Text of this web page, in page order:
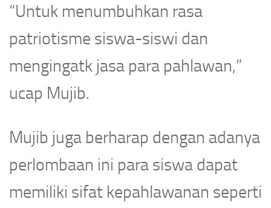
“Untuk menumbuhkan rasa
patriotisme siswa-siswi dan
mengingatk jasa para pahlawan,”
ucap Mujib.
Mujib juga berharap dengan adanya
perlombaan ini para siswa dapat
memiliki sifat kepahlawanan seperti